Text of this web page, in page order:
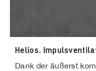
Helios.
Dank der äußerst